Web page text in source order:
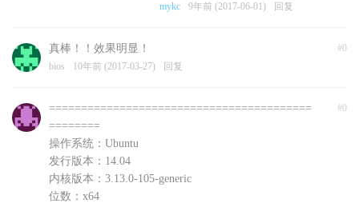
mykc 9年前 (2017-06-01) 回复
#0
真棒！！效果明显！
bios 10年前 (2017-03-27) 回复
#0
=========================================
========
操作系统：Ubuntu
发行版本：14.04
内核版本：3.13.0-105-generic
位数：x64